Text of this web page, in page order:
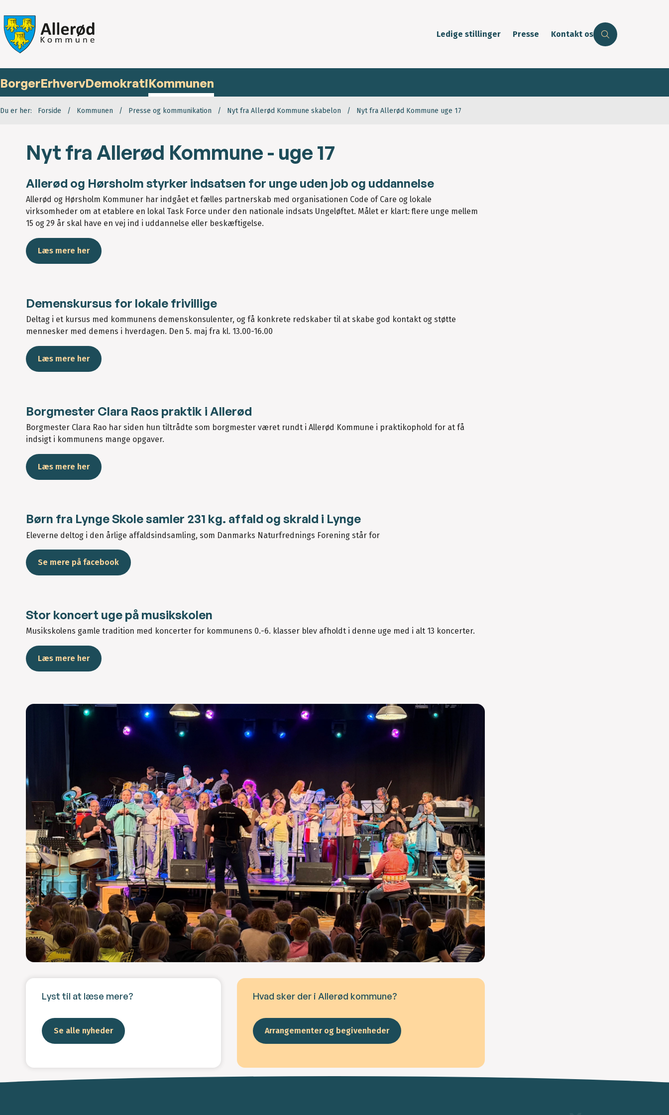
Ledige stillinger Presse Kontakt os
BorgerErhvervDemokratiKommunen
Du er her: Forside Kommunen Presse og kommunikation Nyt fra Allerød Kommune skabelon Nyt fra Allerød Kommune uge 17
Nyt fra Allerød Kommune - uge 17
Allerød og Hørsholm styrker indsatsen for unge uden job og uddannelse
Allerød og Hørsholm Kommuner har indgået et fælles partnerskab med organisationen Code of Care og lokale
virksomheder om at etablere en lokal Task Force under den nationale indsats Ungeløftet. Målet er klart: flere unge mellem
15 og 29 år skal have en vej ind i uddannelse eller beskæftigelse.
Læs mere her
Demenskursus for lokale frivillige
Deltag i et kursus med kommunens demenskonsulenter, og få konkrete redskaber til at skabe god kontakt og støtte
mennesker med demens i hverdagen. Den 5. maj fra kl. 13.00-16.00
Læs mere her
Borgmester Clara Raos praktik i Allerød
Borgmester Clara Rao har siden hun tiltrådte som borgmester været rundt i Allerød Kommune i praktikophold for at få
indsigt i kommunens mange opgaver.
Læs mere her
Børn fra Lynge Skole samler 231 kg. affald og skrald i Lynge
Eleverne deltog i den årlige affaldsindsamling, som Danmarks Naturfrednings Forening står for
Se mere på facebook
Stor koncert uge på musikskolen
Musikskolens gamle tradition med koncerter for kommunens 0.-6. klasser blev afholdt i denne uge med i alt 13 koncerter.
Læs mere her
Lyst til at læse mere?
Se alle nyheder
Hvad sker der i Allerød kommune?
Arrangementer og begivenheder